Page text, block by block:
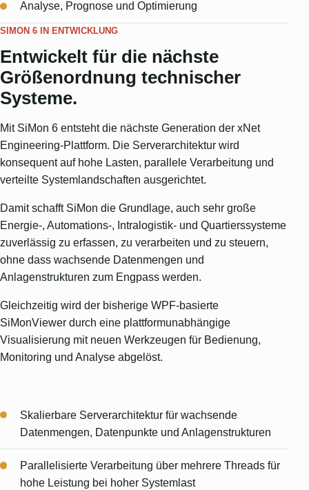
Analyse, Prognose und Optimierung
SIMON 6 IN ENTWICKLUNG
Entwickelt für die nächste
Größenordnung technischer
Systeme.
Mit SiMon 6 entsteht die nächste Generation der xNet
Engineering-Plattform. Die Serverarchitektur wird
konsequent auf hohe Lasten, parallele Verarbeitung und
verteilte Systemlandschaften ausgerichtet.
Damit schafft SiMon die Grundlage, auch sehr große
Energie-, Automations-, Intralogistik- und Quartierssysteme
zuverlässig zu erfassen, zu verarbeiten und zu steuern,
ohne dass wachsende Datenmengen und
Anlagenstrukturen zum Engpass werden.
Gleichzeitig wird der bisherige WPF-basierte
SiMonViewer durch eine plattformunabhängige
Visualisierung mit neuen Werkzeugen für Bedienung,
Monitoring und Analyse abgelöst.
Skalierbare Serverarchitektur für wachsende
Datenmengen, Datenpunkte und Anlagenstrukturen
Parallelisierte Verarbeitung über mehrere Threads für
hohe Leistung bei hoher Systemlast